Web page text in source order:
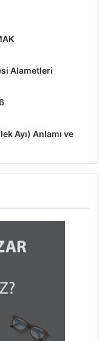
Alametleri
Ayı) Anlamı ve